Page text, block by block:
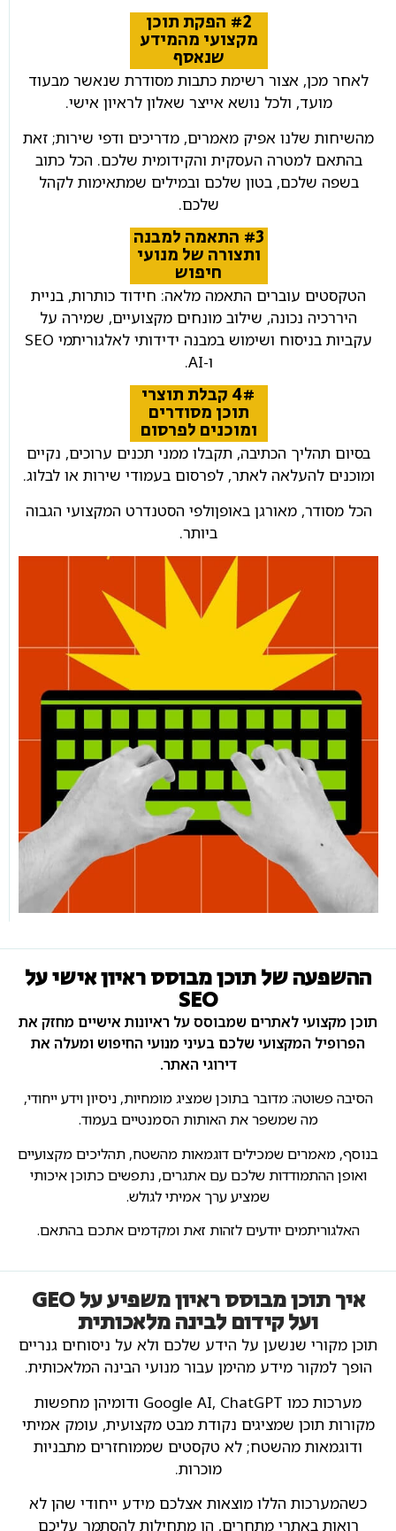
#2 הפקת תוכן
מקצועי מהמידע
שנאסף
לאחר מכן, אצור רשימת כתבות מסודרת שנאשר מבעוד
מועד, ולכל נושא אייצר שאלון לראיון אישי.
מהשיחות שלנו אפיק מאמרים, מדריכים ודפי שירות; זאת
בהתאם למטרה העסקית והקידומית שלכם. הכל כתוב
בשפה שלכם, בטון שלכם ובמילים שמתאימות לקהל
שלכם.
#3 התאמה למבנה
ותצורה של מנועי
חיפוש
הטקסטים עוברים התאמה מלאה: חידוד כותרות, בניית
היררכיה נכונה, שילוב מונחים מקצועיים, שמירה על
עקביות בניסוח ושימוש במבנה ידידותי לאלגוריתמי SEO
ו-AI.
4# קבלת תוצרי
תוכן מסודרים
ומוכנים לפרסום
בסיום תהליך הכתיבה, תקבלו ממני תכנים ערוכים, נקיים
ומוכנים להעלאה לאתר, לפרסום בעמודי שירות או לבלוג.
הכל מסודר, מאורגן באופןולפי הסטנדרט המקצועי הגבוה
ביותר.
ההשפעה של תוכן מבוסס ראיון אישי על
SEO
תוכן מקצועי לאתרים שמבוסס על ראיונות אישיים מחזק את
הפרופיל המקצועי שלכם בעיני מנועי החיפוש ומעלה את
דירוגי האתר.
הסיבה פשוטה: מדובר בתוכן שמציג מומחיות, ניסיון וידע ייחודי,
מה שמשפר את האותות הסמנטיים בעמוד.
בנוסף, מאמרים שמכילים דוגמאות מהשטח, תהליכים מקצועיים
ואופן ההתמודדות שלכם עם אתגרים, נתפשים כתוכן איכותי
שמציע ערך אמיתי לגולש.
האלגוריתמים יודעים לזהות זאת ומקדמים אתכם בהתאם.
איך תוכן מבוסס ראיון משפיע על GEO
ועל קידום לבינה מלאכותית
תוכן מקורי שנשען על הידע שלכם ולא על ניסוחים גנריים
הופך למקור מידע מהימן עבור מנועי הבינה המלאכותית.
מערכות כמו Google AI, ChatGPT ודומיהן מחפשות
מקורות תוכן שמציגים נקודת מבט מקצועית, עומק אמיתי
ודוגמאות מהשטח; לא טקסטים שממוחזרים מתבניות
מוכרות.
כשהמערכות הללו מוצאות אצלכם מידע ייחודי שהן לא
רואות באתרי מתחרים, הן מתחילות להסתמך עליכם